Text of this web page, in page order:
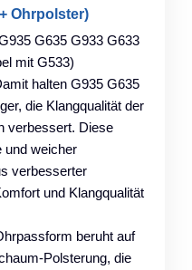
Ohrpolster)
G635 G933 G633
mit G533)
halten G935 G635
die Klangqualität der
verbessert. Diese
und weicher
verbesserter
und Klangqualität
beruht auf
Polsterung, die